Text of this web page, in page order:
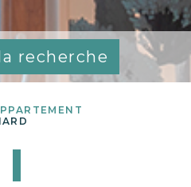
recherche